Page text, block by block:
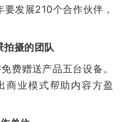
发展210个合作伙伴，
拍摄的团队
费赠送产品五台设备。
商业模式帮助内容方盈